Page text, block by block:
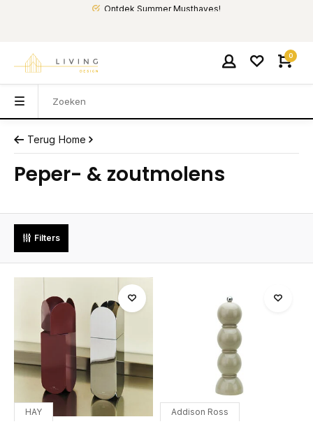
Ontdek Summer Musthaves!
0
Terug Home
Peper- & zoutmolens
Filters
HAY Addison Ross